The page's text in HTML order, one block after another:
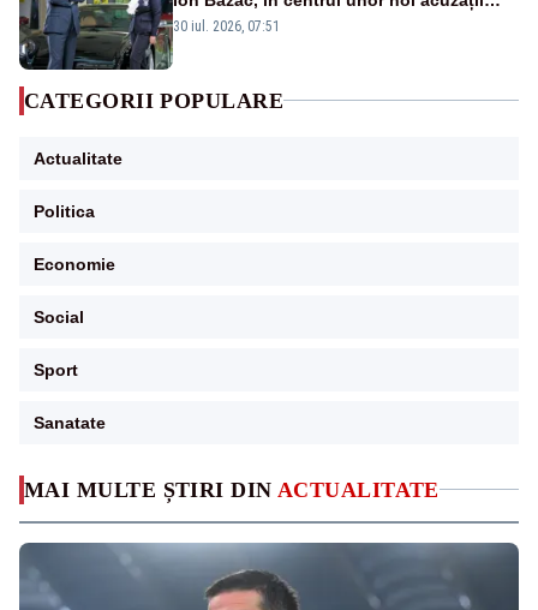
MAI MULTE ȘTIRI DIN ACTUALITATE
publice
30 iul. 2026, 07:51
CATEGORII POPULARE
Actualitate
Politica
Economie
Social
Sport
Sanatate